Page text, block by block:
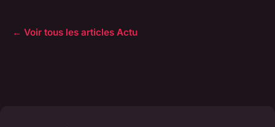
← Voir tous les articles Actu